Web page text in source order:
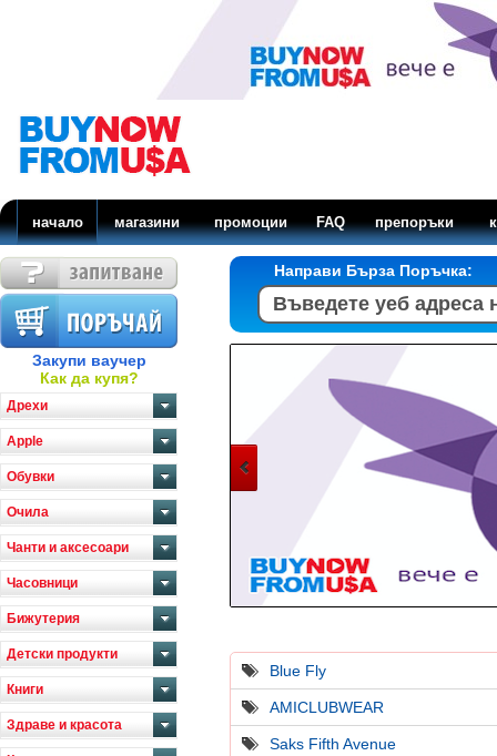
начало магазини промоции FAQ препоръки
Закупи ваучер
Как да купя?
Дрехи
Apple
Обувки
Очила
Чанти и аксесоари
Часовници
Бижутерия
Детски продукти
Книги
Здраве и красота
Направи Бърза Поръчка:
Blue Fly
AMICLUBWEAR
Saks Fifth Avenue